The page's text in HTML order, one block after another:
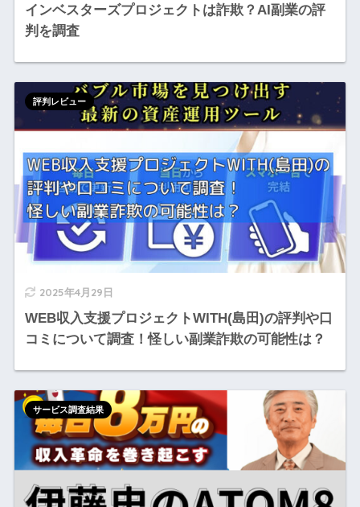
インベスターズプロジェクトは詐欺？AI副業の評
判を調査
2025年4月29日
WEB収入支援プロジェクトWITH(島田)の評判や口
コミについて調査！怪しい副業詐欺の可能性は？
評判レビュー
サービス調査結果